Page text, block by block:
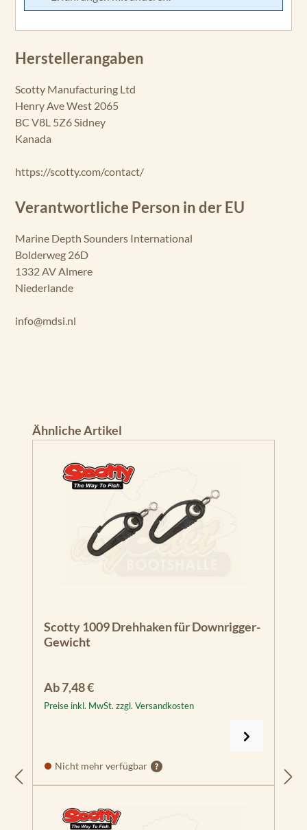
Herstellerangaben
Scotty Manufacturing Ltd
Henry Ave West 2065
BC V8L 5Z6 Sidney
Kanada
https://scotty.com/contact/
Verantwortliche Person in der EU
Marine Depth Sounders International
Bolderweg 26D
1332 AV Almere
Niederlande
info@mdsi.nl
Produktgalerie überspringen
Ähnliche Artikel
Scotty 1009 Drehhaken für Downrigger-
Gewicht
Regulärer Preis:
Ab7,48 €
Preise inkl. MwSt. zzgl. Versandkosten
Nicht mehr verfügbar